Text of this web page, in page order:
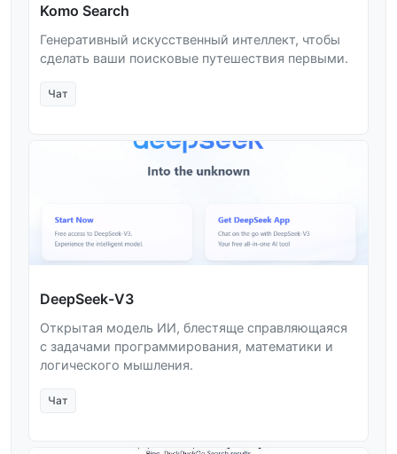
Komo Search
Генеративный искусственный интеллект, чтобы
сделать ваши поисковые путешествия первыми.
Чат
DeepSeek-V3
Открытая модель ИИ, блестяще справляющаяся
с задачами программирования, математики и
логического мышления.
Чат